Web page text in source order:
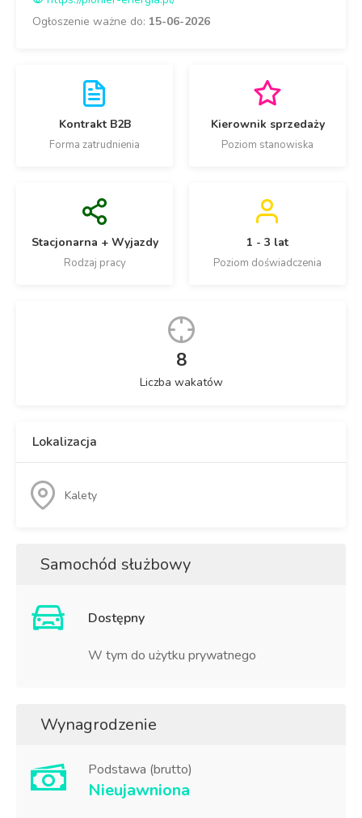
Ogłoszenie ważne do: 15-06-2026
Kontrakt B2B
Forma zatrudnienia
Kierownik sprzedaży
Poziom stanowiska
Stacjonarna + Wyjazdy
Rodzaj pracy
1 - 3 lat
Poziom doświadczenia
8
Liczba wakatów
Lokalizacja
Kalety
Samochód służbowy
Dostępny
W tym do użytku prywatnego
Wynagrodzenie
Podstawa (brutto)
Nieujawniona